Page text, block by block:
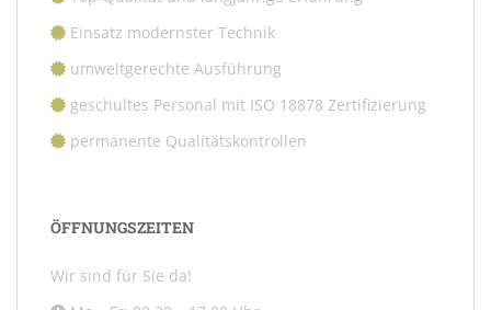
Einsatz modernster Technik
umweltgerechte Ausführung
geschultes Personal mit ISO 18878 Zertifizierung
permanente Qualitätskontrollen
ÖFFNUNGSZEITEN
Wir sind für Sie da!